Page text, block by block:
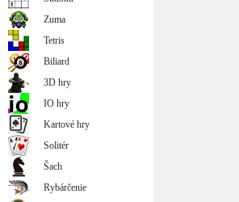
Zuma
Tetris
Biliard
3D hry
IO hry
Kartové hry
Solitér
Šach
Rybárčenie